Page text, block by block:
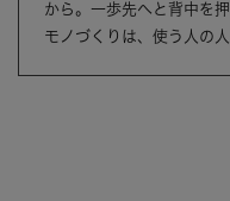
から。一歩先へと背中を
モノづくりは、使う人の